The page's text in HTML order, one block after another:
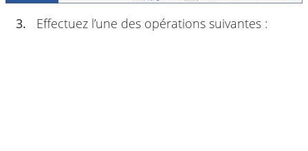
3. Effectuez l’une des opérations suivantes :